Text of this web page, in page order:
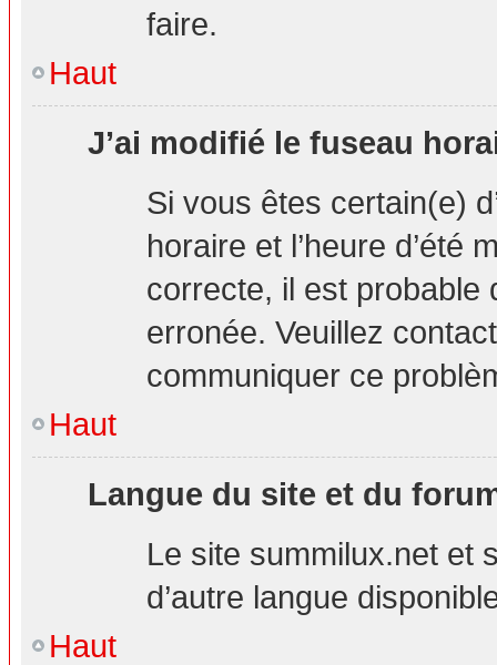
faire.
Haut
J’ai modifié le fuseau
Si vous êtes certain(e)
horaire et l’heure d’été
correcte, il est probable
erronée. Veuillez
communiquer ce
Haut
Langue du site et du
Le site summilux.net et
d’autre langue
Haut